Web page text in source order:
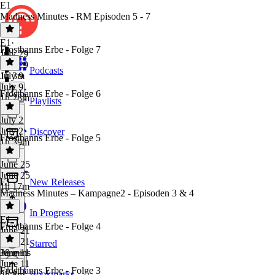
Podcasts
Playlists
Discover
New Releases
In Progress
Starred
E1
Madness Minutes - RM Episoden 5 - 7
E1 ·
July 29
July 29
1h 3m
Frostbanns Erbe - Folge 7
July 9
July 9
1h 28m
Frostbanns Erbe - Folge 6
July 2
July 2
1h 39m
Frostbanns Erbe - Folge 5
June 25
June 25
1h 17m
E1
Madness Minutes – Kampagne2 - Episoden 3 & 4
E1·
June 21
June 21
38 mins
Frostbanns Erbe - Folge 4
June 11
June 11
Frostbanns Erbe - Folge 3